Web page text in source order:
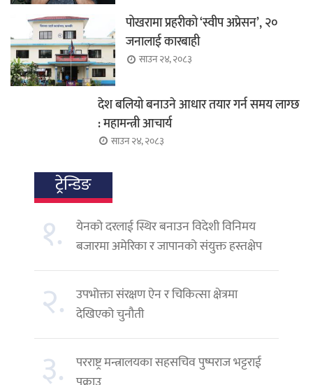
पोखरामा प्रहरीको ‘स्वीप अप्रेसन’, २०
जनालाई कारबाही
साउन २४, २०८३
देश बलियो बनाउने आधार तयार गर्न समय लाग्छ
: महामन्त्री आचार्य
साउन २४, २०८३
ट्रेन्डिङ
१.
येनको दरलाई स्थिर बनाउन विदेशी विनिमय
बजारमा अमेरिका र जापानको संयुक्त हस्तक्षेप
२. उपभोक्ता संरक्षण ऐन र चिकित्सा क्षेत्रमा
देखिएको चुनौती
३.
परराष्ट्र मन्त्रालयका सहसचिव पुष्पराज भट्टराई